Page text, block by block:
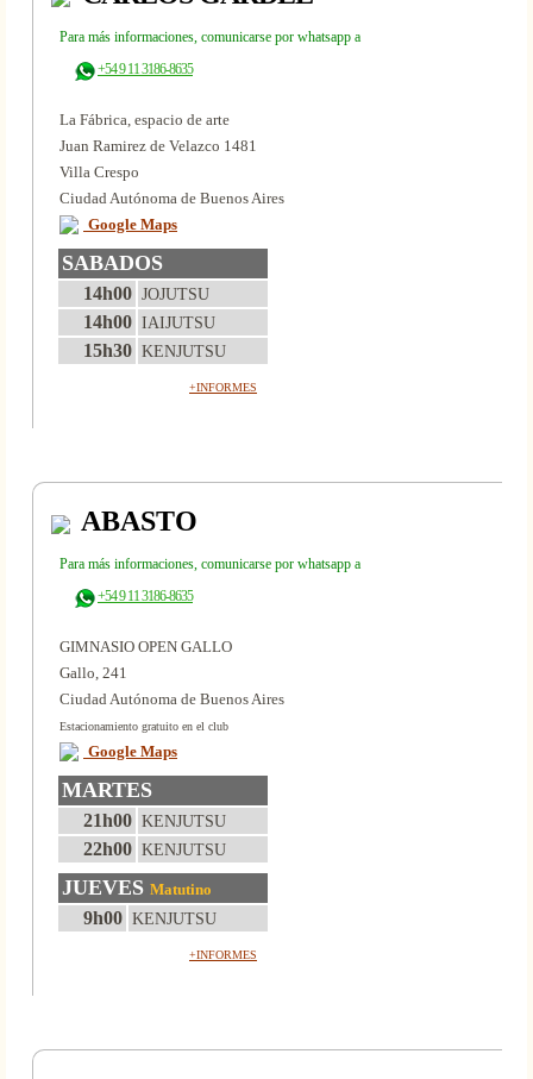
Para más informaciones, comunicarse por whatsapp a
+54 9 11 3186-8635
La Fábrica, espacio de arte
Juan Ramirez de Velazco 1481
Villa Crespo
Ciudad Autónoma de Buenos Aires
Google Maps
SABADOS
14h00 JOJUTSU
14h00 IAIJUTSU
15h30 KENJUTSU
+INFORMES
ABASTO
Para más informaciones, comunicarse por whatsapp a
+54 9 11 3186-8635
GIMNASIO OPEN GALLO
Gallo, 241
Ciudad Autónoma de Buenos Aires
Estacionamiento gratuito en el club
Google Maps
MARTES
21h00 KENJUTSU
22h00 KENJUTSU
JUEVES Matutino
9h00 KENJUTSU
+INFORMES